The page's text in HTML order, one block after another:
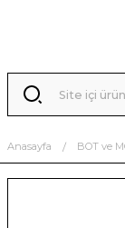
Anasayfa BOT ve